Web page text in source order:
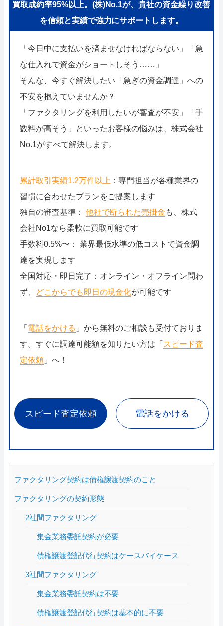
買取成約率95%以上。(株)No.1が、貴社の資金繰り改善
を信頼と実績で強力にサポートします。
「今日中に支払いを済ませなければならない」「急
な仕入れで資金がショートしそう……」
そんな、今すぐ解決したい「急ぎの資金調達」への
不安を抱えていませんか？
「ファクタリングを利用したいが審査が不安」「手
数料が高そう」といったお客様の悩みは、株式会社
No.1がすべて解決します。
累計取引実績1.2万件以上 ：専門担当が各種業界の
習慣に合わせたプランをご提案します
独自の審査基準： 他社で断られた売掛金 も、株式
会社No1なら柔軟に買取可能です
手数料0.5%〜： 業界最低水準の低コストで資金調
達を実現します
全国対応・即日完了：オンライン・オフライン問わ
ず、
どこからでも即日の現金化が可能です
「 電話をかける 」から無料のご相談も受付ておりま
す。すぐに調達可能額を知りたい方は「 スピード査
定依頼」へ！
スピード査定依頼 電話をかける
ファクタリング契約は債権譲渡契約のこと
ファクタリングの契約形態
2社間ファクタリング
集金業務委託契約が必要
債権譲渡登記代行契約はケースバイケース
3社間ファクタリング
集金業務委託契約は不要
債権譲渡登記代行契約は基本的に不要